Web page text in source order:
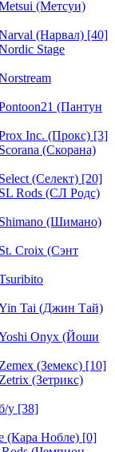
(Метсуи)
(Нарвал) [40]
Stage
(Пантун
Inc. (Прокс) [3]
(Скорана)
(Селект) [20]
Rods (СЛ Родс)
(Шимано)
Croix (Сэнт
Tai (Джин Тай)
Onyx (Йоши
(Земекс) [10]
(Зетрикс)
у [38]
(Кара Нобле) [0]